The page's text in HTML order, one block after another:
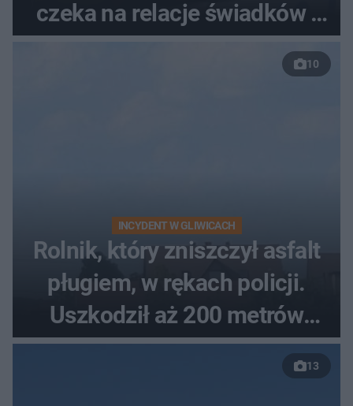
czeka na relacje świadków i
nagrania z kamer
10
INCYDENT W GLIWICACH
Rolnik, który zniszczył asfalt
pługiem, w rękach policji.
Uszkodził aż 200 metrów
nowej drogi
13